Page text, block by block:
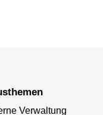
Verwaltung